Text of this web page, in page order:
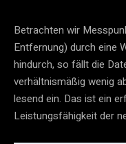
Betrachten wir
Entfernung) durch eine
hindurch, so fällt die
verhältnismäßig wenig
lesend ein. Das ist ein
Leistungsfähigkeit der